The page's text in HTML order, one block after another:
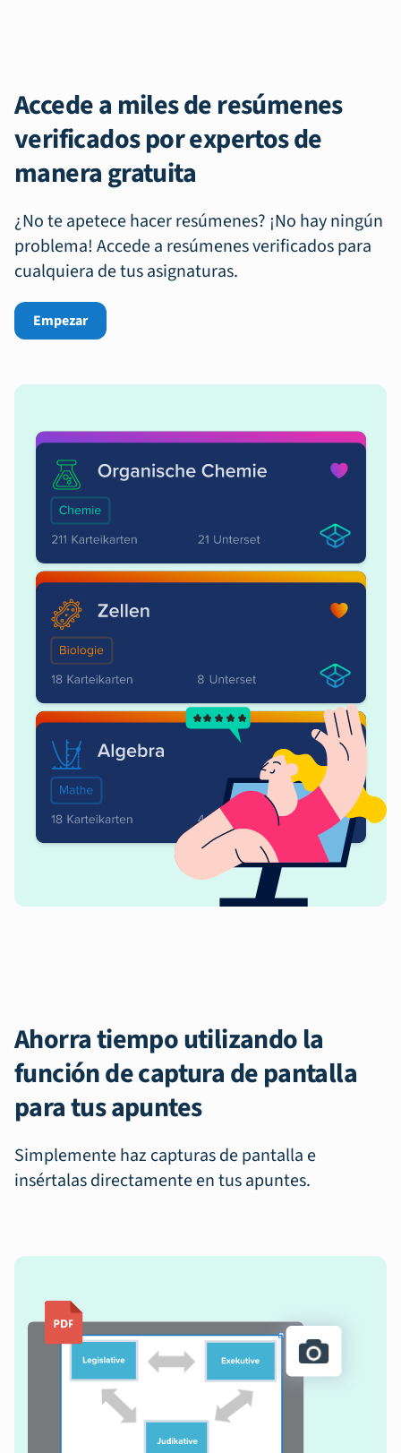
Accede a miles de resúmenes
verificados por expertos de
manera gratuita
¿No te apetece hacer resúmenes? ¡No hay ningún
problema! Accede a resúmenes verificados para
cualquiera de tus asignaturas.
Empezar
Ahorra tiempo utilizando la
función de captura de pantalla
para tus apuntes
Simplemente haz capturas de pantalla e
insértalas directamente en tus apuntes.